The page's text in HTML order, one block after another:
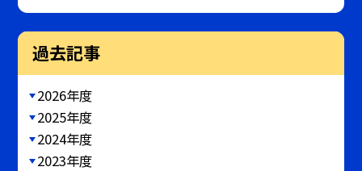
過去記事
2026年度
2025年度
2024年度
2023年度